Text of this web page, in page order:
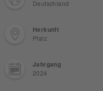
Deutschland
Herkunft
Pfalz
Jahrgang
2024